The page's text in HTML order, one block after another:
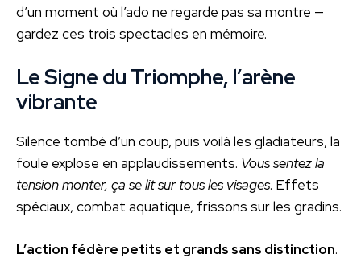
d’un moment où l’ado ne regarde pas sa montre —
gardez ces trois spectacles en mémoire.
Le Signe du Triomphe, l’arène
vibrante
Silence tombé d’un coup, puis voilà les gladiateurs, la
foule explose en applaudissements. Vous sentez la
tension monter, ça se lit sur tous les visages. Effets
spéciaux, combat aquatique, frissons sur les gradins.
L’action fédère petits et grands sans distinction.